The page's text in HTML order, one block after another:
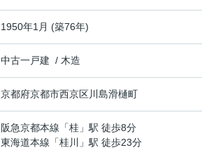
1950年1月 (築76年)
中古一戸建 / 木造
京都府京都市西京区川島滑樋町
阪急京都本線 「桂 」駅 徒歩8分
東海道本線 「桂川
」駅 徒歩23分